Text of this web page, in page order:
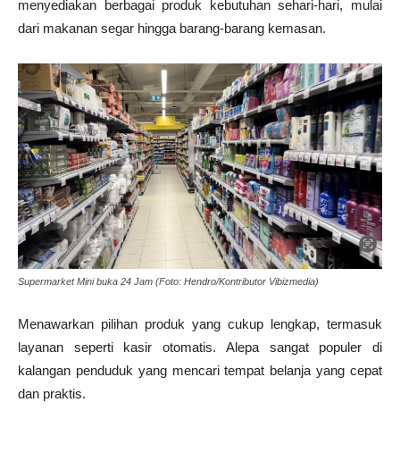
menyediakan berbagai produk kebutuhan sehari-hari, mulai
dari makanan segar hingga barang-barang kemasan.
Supermarket Mini buka 24 Jam (Foto: Hendro/Kontributor Vibizmedia)
Menawarkan pilihan produk yang cukup lengkap, termasuk
layanan seperti kasir otomatis. Alepa sangat populer di
kalangan penduduk yang mencari tempat belanja yang cepat
dan praktis.